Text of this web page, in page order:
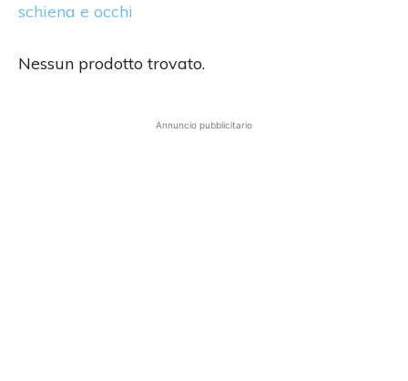
schiena e occhi
Nessun prodotto trovato.
Annuncio pubblicitario